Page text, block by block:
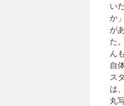
い
か
が
た
ん
自
ス
は
丸